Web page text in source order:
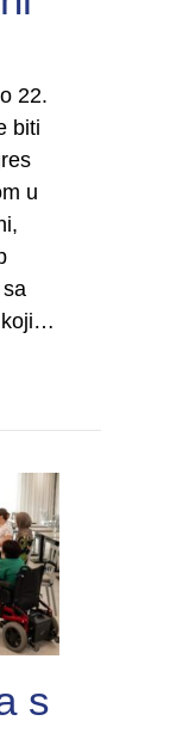
22.
biti
u
koji…
Četvrti
s